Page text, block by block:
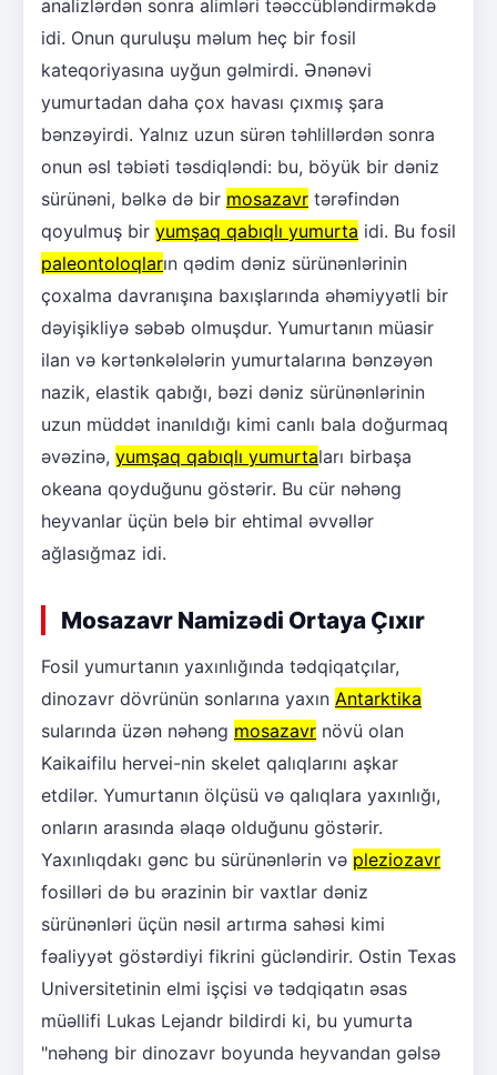
analizlərdən sonra alimləri təəccübləndirməkdə
idi. Onun quruluşu məlum heç bir fosil
kateqoriyasına uyğun gəlmirdi. Ənənəvi
yumurtadan daha çox havası çıxmış şara
bənzəyirdi. Yalnız uzun sürən təhlillərdən sonra
onun əsl təbiəti təsdiqləndi: bu, böyük bir dəniz
sürünəni, bəlkə də bir mosazavr tərəfindən
qoyulmuş bir yumşaq qabıqlı yumurta idi. Bu fosil
paleontoloqların qədim dəniz sürünənlərinin
çoxalma davranışına baxışlarında əhəmiyyətli bir
dəyişikliyə səbəb olmuşdur. Yumurtanın müasir
ilan və kərtənkələlərin yumurtalarına bənzəyən
nazik, elastik qabığı, bəzi dəniz sürünənlərinin
uzun müddət inanıldığı kimi canlı bala doğurmaq
əvəzinə, yumşaq qabıqlı yumurtaları birbaşa
okeana qoyduğunu göstərir. Bu cür nəhəng
heyvanlar üçün belə bir ehtimal əvvəllər
ağlasığmaz idi.
Mosazavr Namizədi Ortaya Çıxır
Fosil yumurtanın yaxınlığında tədqiqatçılar,
dinozavr dövrünün sonlarına yaxın Antarktika
sularında üzən nəhəng mosazavr növü olan
Kaikaifilu hervei-nin skelet qalıqlarını aşkar
etdilər. Yumurtanın ölçüsü və qalıqlara yaxınlığı,
onların arasında əlaqə olduğunu göstərir.
Yaxınlıqdakı gənc bu sürünənlərin və pleziozavr
fosilləri də bu ərazinin bir vaxtlar dəniz
sürünənləri üçün nəsil artırma sahəsi kimi
fəaliyyət göstərdiyi fikrini gücləndirir. Ostin Texas
Universitetinin elmi işçisi və tədqiqatın əsas
müəllifi Lukas Lejandr bildirdi ki, bu yumurta
"nəhəng bir dinozavr boyunda heyvandan gəlsə